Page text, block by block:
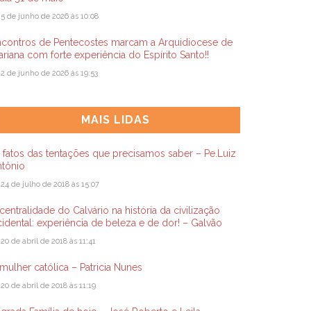
5 de junho de 2026 às 10:08
de Pentecostes marcam a Arquidiocese de
com forte experiência do Espírito Santo!!
2 de junho de 2026 às 19:53
MAIS LIDAS
fatos das tentações que precisamos saber – Pe.Luiz
24 de julho de 2018 às 15:07
do Calvário na história da civilização
experiência de beleza e de dor! – Galvão
20 de abril de 2018 às 11:41
católica – Patricia Nunes
20 de abril de 2018 às 11:19